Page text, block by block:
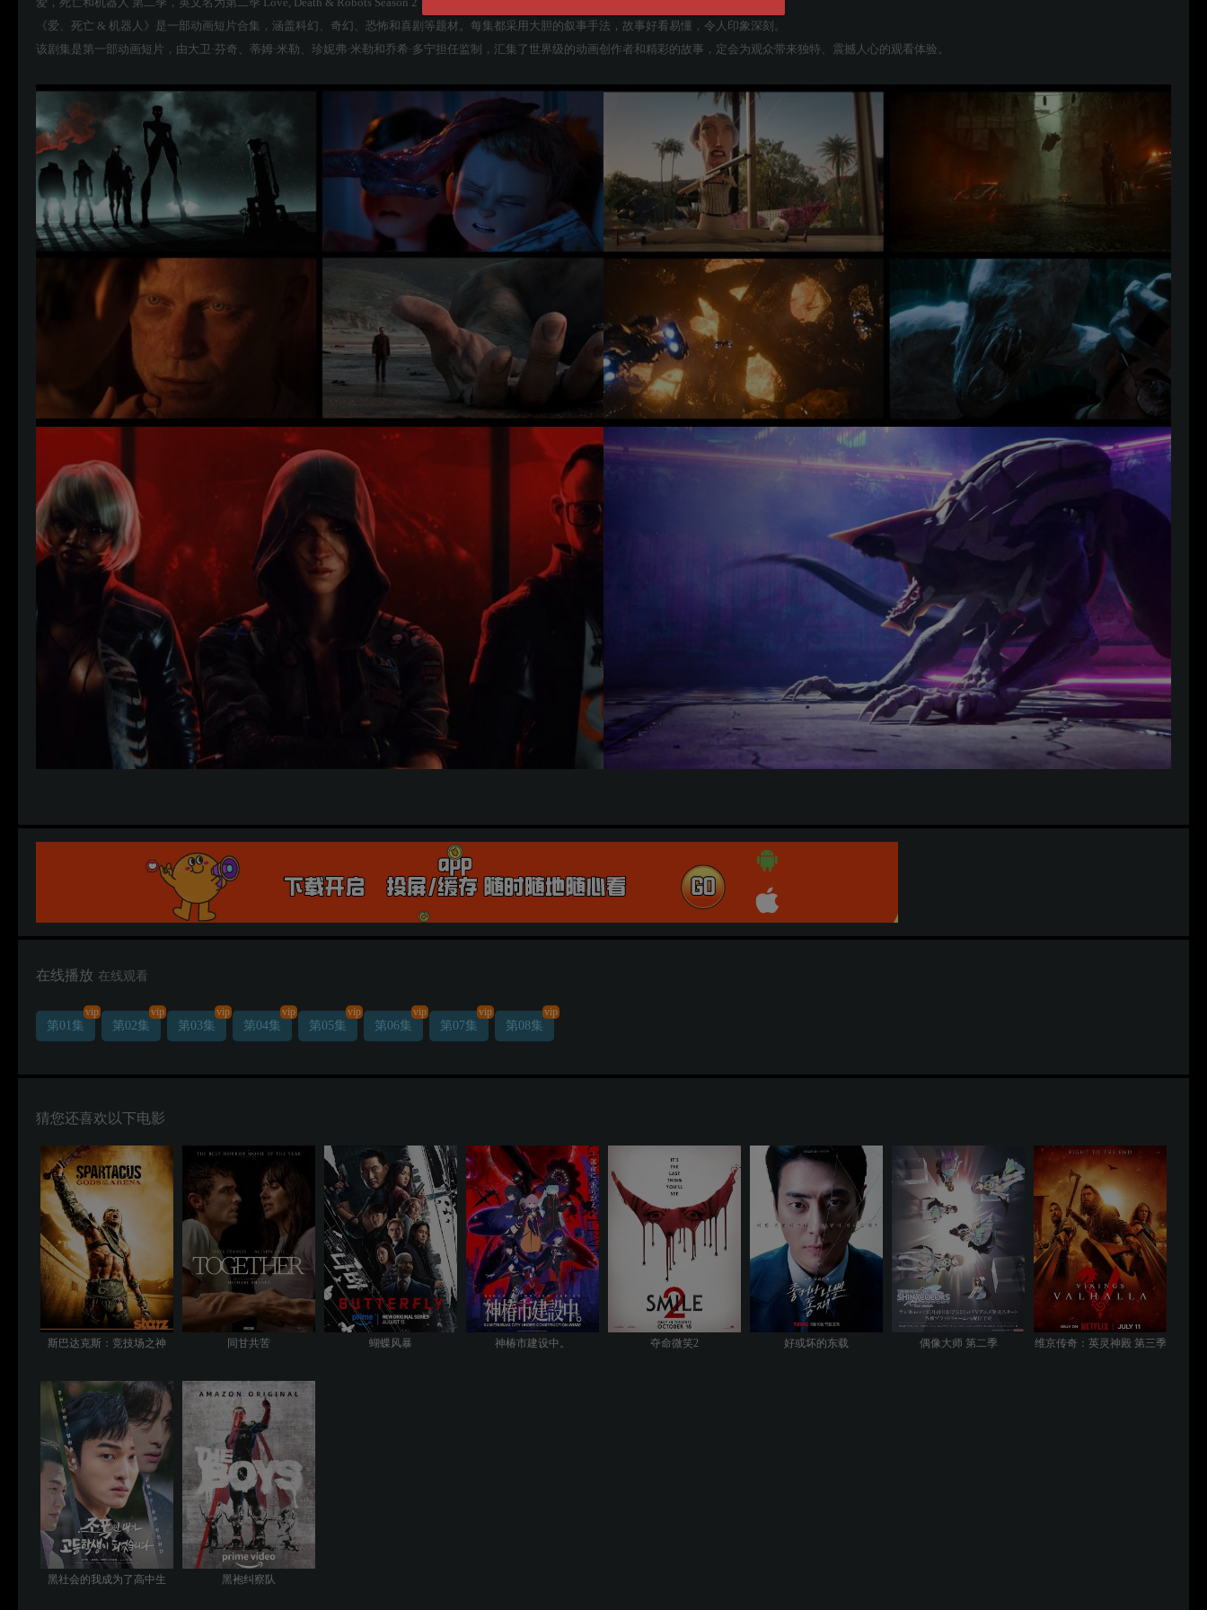
《爱、死亡 & 机器人》是一部动画短片合集，涵盖科幻、奇幻、恐怖和喜剧等题材。每集都采用大胆的叙事手法，故事好看易懂，令人印象深刻。
该剧集是第一部动画短片，由大卫·芬奇、蒂姆·米勒、珍妮弗·米勒和乔希·多宁担任监制，汇集了世界级的动画创作者和精彩的故事，定会为观众带来独特、震撼人心的观看体验。
在线播放 在线观看
第01集
vip
第02集
vip
第03集
vip
第04集
vip
第05集
vip
第06集
vip
第07集
vip
第08集
vip
猜您还喜欢以下电影
斯巴达克斯：竞技场之神 同甘共苦 蝴蝶风暴 神椿市建设中。 夺命微笑2 好或坏的东载 偶像大师 第二季 维京传奇：英灵神殿 第三季
黑社会的我成为了高中生 黑袍纠察队